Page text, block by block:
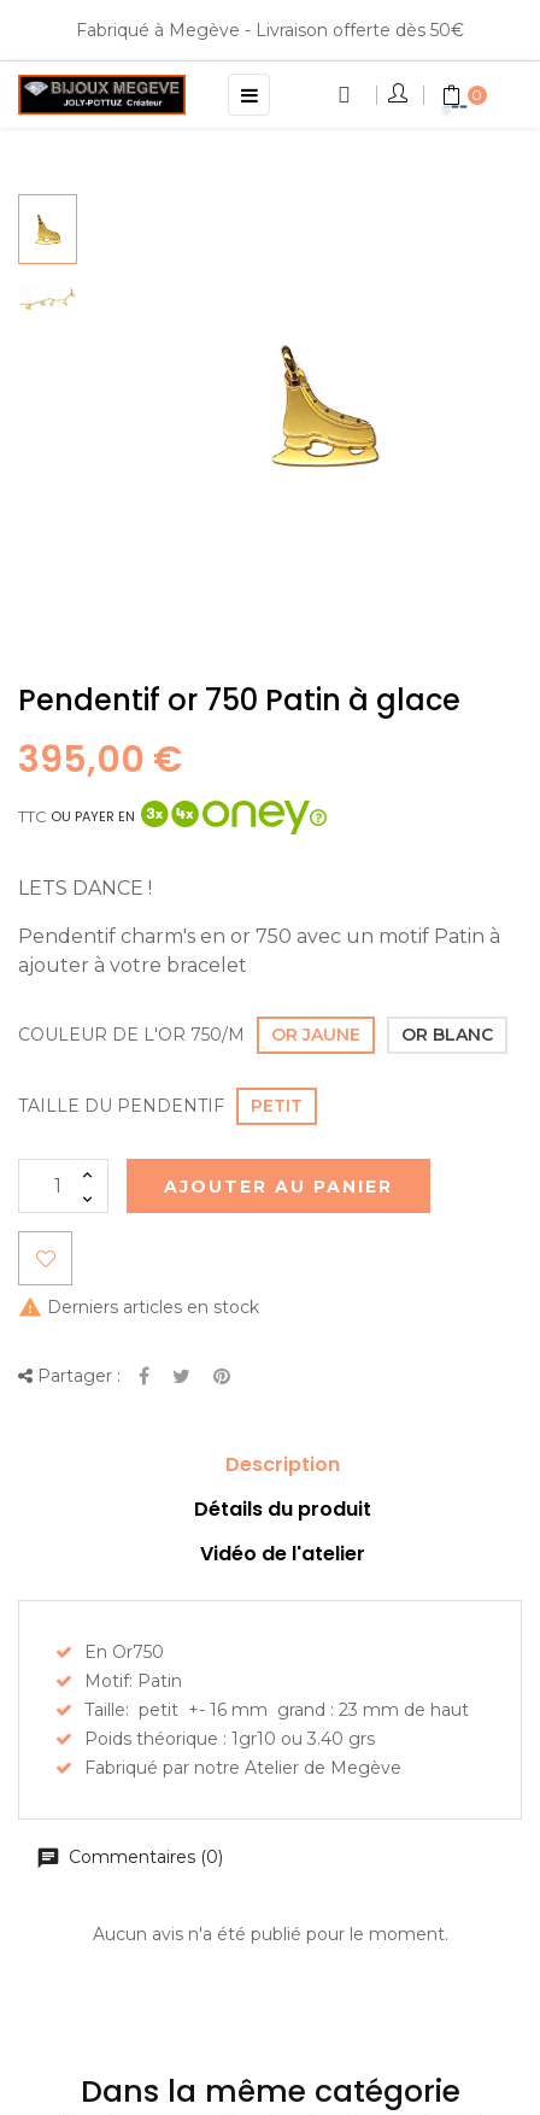
Fabriqué à Megève - Livraison offerte dès 50€
Basculer
la
☰ 0
Pendentif or 750 Patin à glace
395,00 €
TTC OU PAYER EN
LETS DANCE !
Pendentif charm's en or 750 avec un motif Patin à
ajouter à votre bracelet
COULEUR DE L'OR 750/M OR JAUNE OR BLANC
TAILLE DU PENDENTIF PETIT
AJOUTER AU PANIER
 Derniers articles en stock
Partager :
Description
Détails du produit
Vidéo de l'atelier
En Or750
Motif: Patin
Taille: petit +- 16 mm grand : 23 mm de haut
Poids théorique : 1gr10 ou 3.40 grs
Fabriqué par notre Atelier de Megève
Commentaires (0)
Aucun avis n'a été publié pour le moment.
Dans la même catégorie